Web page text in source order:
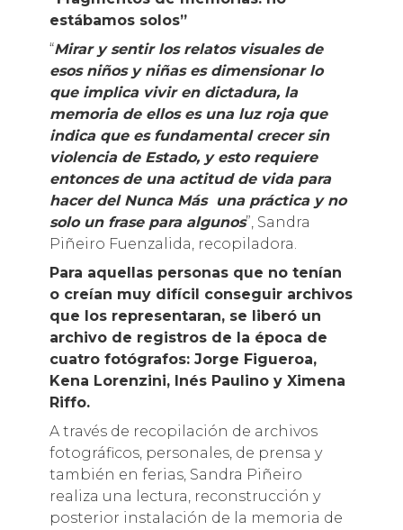
estábamos solos”
“Mirar y sentir los relatos visuales de
esos niños y niñas es dimensionar lo
que implica vivir en dictadura, la
memoria de ellos es una luz roja que
indica que es fundamental crecer sin
violencia de Estado, y esto requiere
entonces de una actitud de vida para
hacer del Nunca Más una práctica y no
solo un frase para algunos”, Sandra
Piñeiro Fuenzalida, recopiladora.
Para aquellas personas que no tenían
o creían muy difícil conseguir archivos
que los representaran, se liberó un
archivo de registros de la época de
cuatro fotógrafos: Jorge Figueroa,
Kena Lorenzini, Inés Paulino y Ximena
Riffo.
A través de recopilación de archivos
fotográficos, personales, de prensa y
también en ferias, Sandra Piñeiro
realiza una lectura, reconstrucción y
posterior instalación de la memoria de